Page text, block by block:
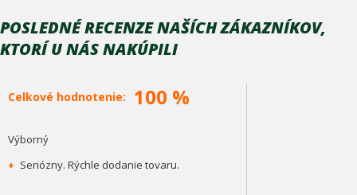
POSLEDNÉ RECENZE NAŠÍCH ZÁKAZNÍKOV,
KTORÍ U NÁS NAKÚPILI
Celkové hodnotenie: 100 %
Výborný
+ Seriózny. Rýchle dodanie tovaru.